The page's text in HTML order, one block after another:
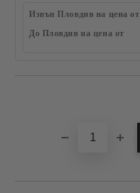
Извън Пловдив на цена от
До Пловдив на цена от